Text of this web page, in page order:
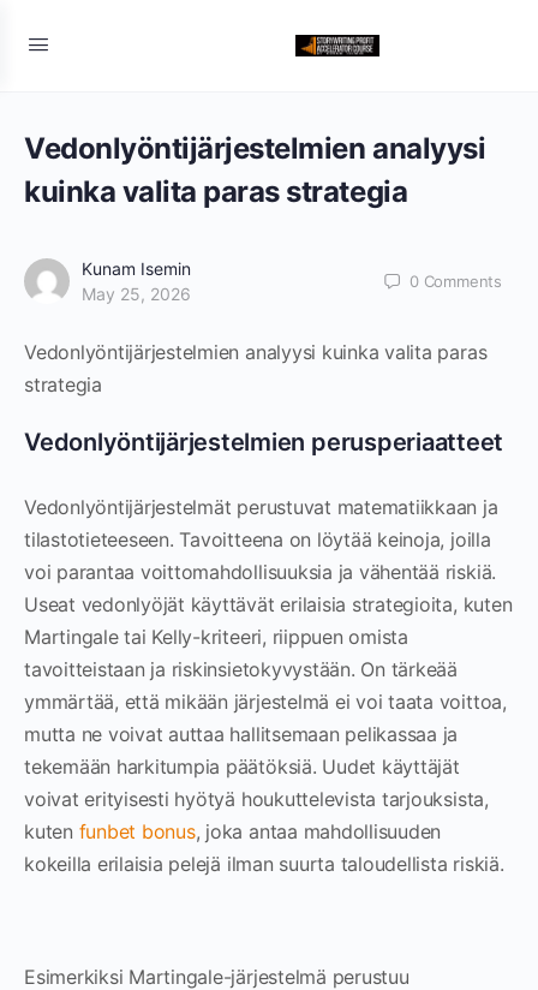
Vedonlyöntijärjestelmien analyysi
kuinka valita paras strategia
Kunam Isemin
May 25, 2026
0 Comments
Vedonlyöntijärjestelmien analyysi kuinka valita paras
strategia
Vedonlyöntijärjestelmien perusperiaatteet
Vedonlyöntijärjestelmät perustuvat matematiikkaan ja
tilastotieteeseen. Tavoitteena on löytää keinoja, joilla
voi parantaa voittomahdollisuuksia ja vähentää riskiä.
Useat vedonlyöjät käyttävät erilaisia strategioita, kuten
Martingale tai Kelly-kriteeri, riippuen omista
tavoitteistaan ja riskinsietokyvystään. On tärkeää
ymmärtää, että mikään järjestelmä ei voi taata voittoa,
mutta ne voivat auttaa hallitsemaan pelikassaa ja
tekemään harkitumpia päätöksiä. Uudet käyttäjät
voivat erityisesti hyötyä houkuttelevista tarjouksista,
kuten funbet bonus, joka antaa mahdollisuuden
kokeilla erilaisia pelejä ilman suurta taloudellista riskiä.
Esimerkiksi Martingale-järjestelmä perustuu